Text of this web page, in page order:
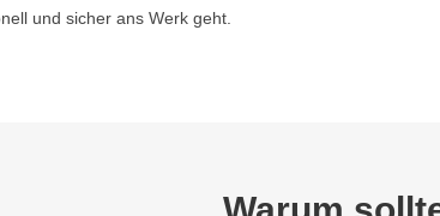
und sicher ans Werk geht.